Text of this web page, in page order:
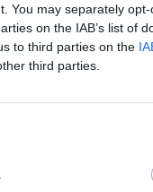
You may separately
on the IAB’s list of
to third parties on the
third parties.
πλέον
συνεχή
την επιτυχία. Η